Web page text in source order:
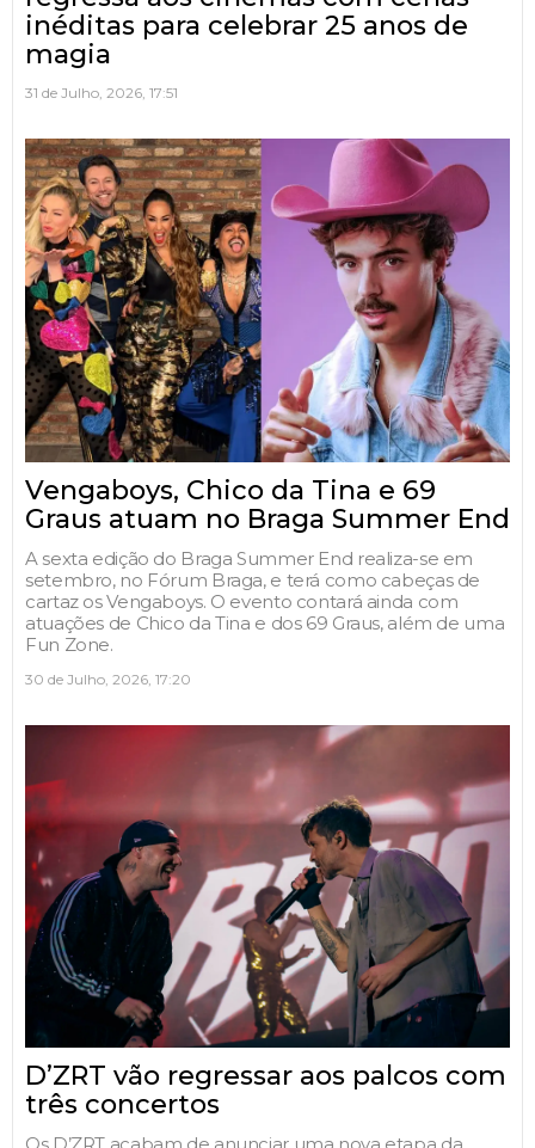
inéditas para celebrar 25 anos de
magia
31 de Julho, 2026, 17:51
Vengaboys, Chico da Tina e 69
Graus atuam no Braga Summer End
A sexta edição do Braga Summer End realiza-se em
setembro, no Fórum Braga, e terá como cabeças de
cartaz os Vengaboys. O evento contará ainda com
atuações de Chico da Tina e dos 69 Graus, além de uma
Fun Zone.
30 de Julho, 2026, 17:20
D’ZRT vão regressar aos palcos com
três concertos